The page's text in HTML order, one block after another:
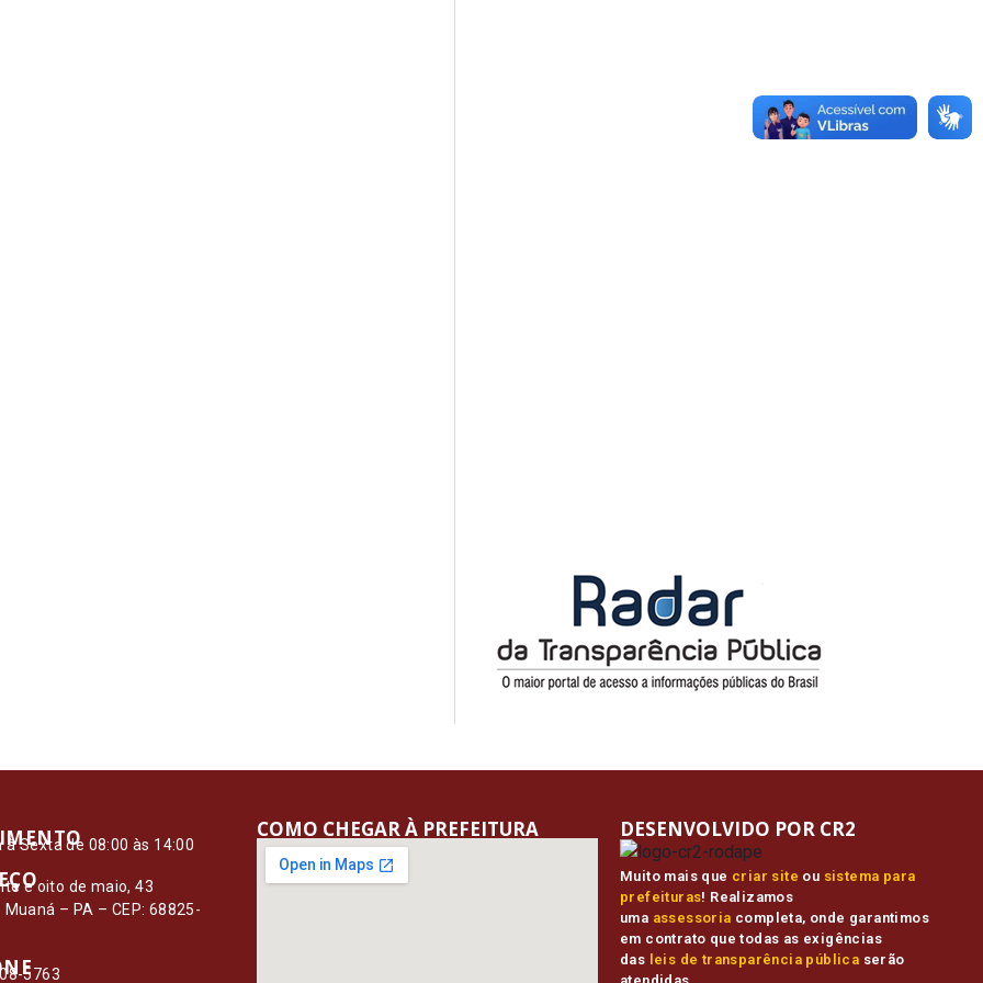
à Sexta de 08:00 às 14:00
e oito de maio, 43
– PA – CEP: 68825-
5763
COMO CHEGAR À PREFEITURA
Muito mais que criar site ou sistema para
prefeituras! Realizamos
uma assessoria completa, onde garantimos
em contrato que todas as exigências
das leis de transparência pública serão
DESENVOLVIDO POR CR2